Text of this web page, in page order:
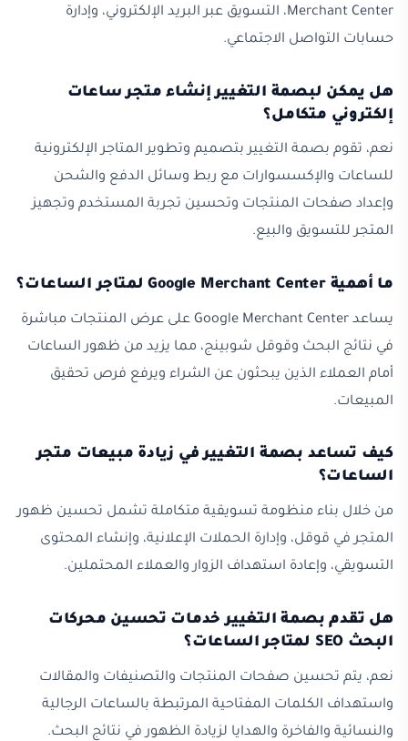
Merchant Center، التسويق عبر البريد الإلكتروني، وإدارة
حسابات التواصل الاجتماعي.
هل يمكن لبصمة التغيير إنشاء متجر ساعات
إلكتروني متكامل؟
نعم، تقوم بصمة التغيير بتصميم وتطوير المتاجر الإلكترونية
للساعات والإكسسوارات مع ربط وسائل الدفع والشحن
وإعداد صفحات المنتجات وتحسين تجربة المستخدم وتجهيز
المتجر للتسويق والبيع.
ما أهمية Google Merchant Center لمتاجر الساعات؟
يساعد Google Merchant Center على عرض المنتجات مباشرة
في نتائج البحث وقوقل شوبينج، مما يزيد من ظهور الساعات
أمام العملاء الذين يبحثون عن الشراء ويرفع فرص تحقيق
المبيعات.
كيف تساعد بصمة التغيير في زيادة مبيعات متجر
الساعات؟
من خلال بناء منظومة تسويقية متكاملة تشمل تحسين ظهور
المتجر في قوقل، وإدارة الحملات الإعلانية، وإنشاء المحتوى
التسويقي، وإعادة استهداف الزوار والعملاء المحتملين.
هل تقدم بصمة التغيير خدمات تحسين محركات
البحث SEO لمتاجر الساعات؟
نعم، يتم تحسين صفحات المنتجات والتصنيفات والمقالات
واستهداف الكلمات المفتاحية المرتبطة بالساعات الرجالية
والنسائية والفاخرة والهدايا لزيادة الظهور في نتائج البحث.